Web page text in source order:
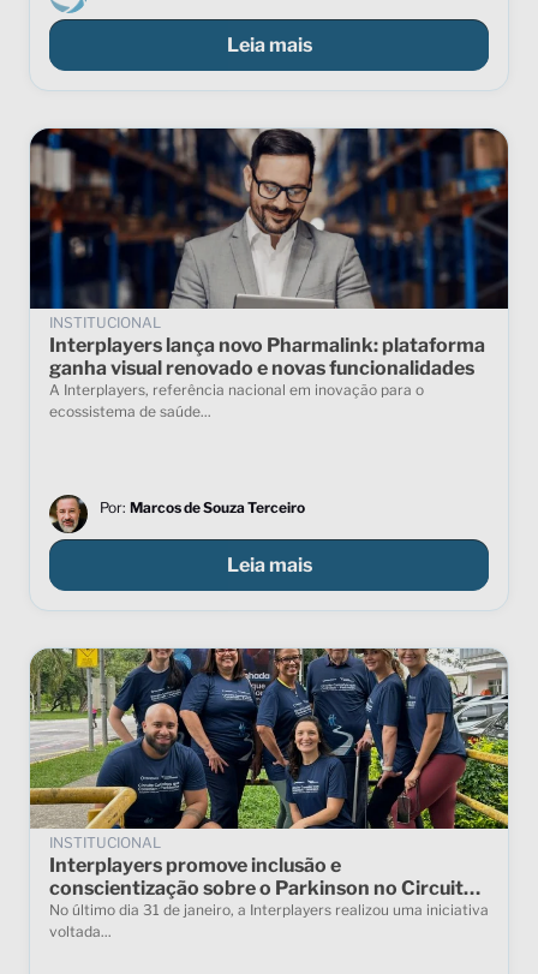
Leia mais
INSTITUCIONAL
Interplayers lança novo Pharmalink: plataforma
ganha visual renovado e novas funcionalidades
A Interplayers, referência nacional em inovação para o
ecossistema de saúde...
Por: Marcos de Souza Terceiro
Leia mais
INSTITUCIONAL
Interplayers promove inclusão e
conscientização sobre o Parkinson no Circuito
Caminhos que Conectam
No último dia 31 de janeiro, a Interplayers realizou uma iniciativa
voltada...